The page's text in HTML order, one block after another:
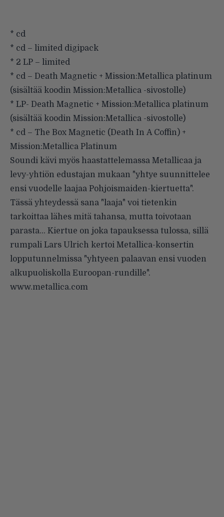
* cd
* cd – limited digipack
* 2 LP – limited
* cd – Death Magnetic + Mission:Metallica platinum
(sisältää koodin Mission:Metallica -sivostolle)
* LP- Death Magnetic + Mission:Metallica platinum
(sisältää koodin Mission:Metallica -sivostolle)
* cd – The Box Magnetic (Death In A Coffin) +
Mission:Metallica Platinum
Soundi kävi myös haastattelemassa Metallicaa ja
levy-yhtiön edustajan mukaan "yhtye suunnittelee
ensi vuodelle laajaa Pohjoismaiden-kiertuetta".
Tässä yhteydessä sana "laaja" voi tietenkin
tarkoittaa lähes mitä tahansa, mutta toivotaan
parasta… Kiertue on joka tapauksessa tulossa, sillä
rumpali Lars Ulrich kertoi Metallica-konsertin
lopputunnelmissa "yhtyeen palaavan ensi vuoden
alkupuoliskolla Euroopan-rundille".
www.metallica.com